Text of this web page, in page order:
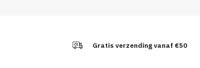
Gratis verzending vanaf €50